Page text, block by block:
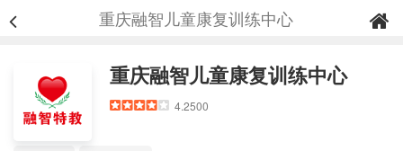
重庆融智儿童康复训练中心
重庆融智儿童康复训练中心
4.2500